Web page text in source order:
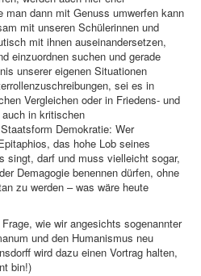
man dann mit Genuss umwerfen kann
mit unseren Schülerinnen und
mit ihnen auseinandersetzen,
einzuordnen suchen und gerade
unserer eigenen Situationen
sei es in
Vergleichen oder in Friedens- und
in kritischen
Demokratie: Wer
das hohe Lob seines
singt, darf und muss vielleicht sogar,
Demagogie benennen dürfen, ohne
zu werden – was wäre heute
wie wir angesichts sogenannter
und den Humanismus neu
wird dazu einen Vortrag halten,
bin!)